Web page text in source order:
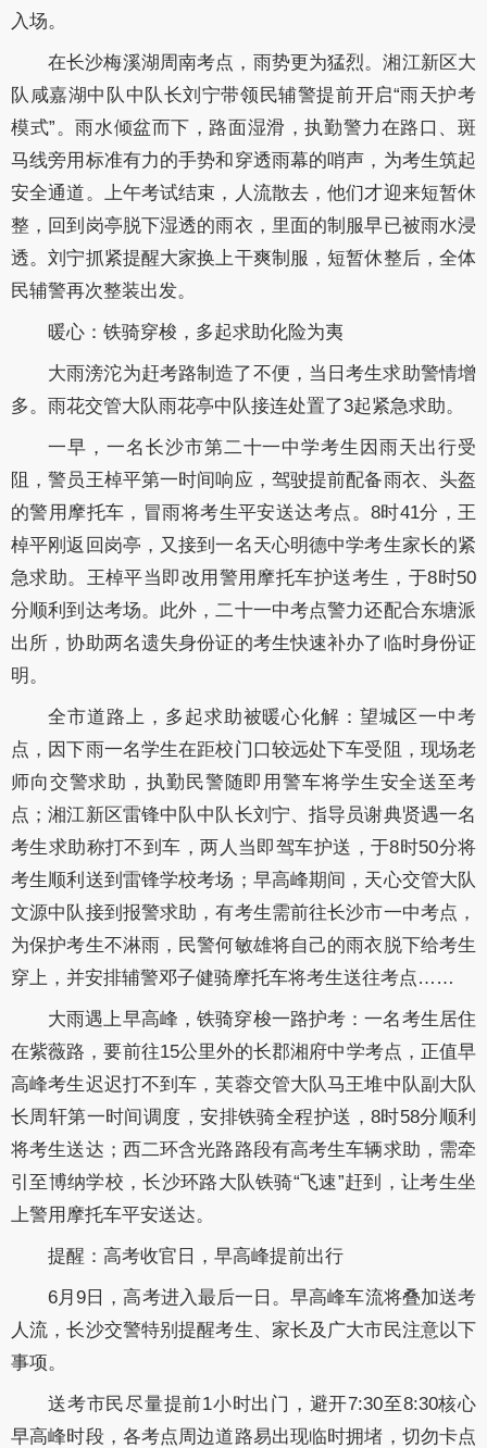
入场。
在长沙梅溪湖周南考点，雨势更为猛烈。湘江新区大
队咸嘉湖中队中队长刘宁带领民辅警提前开启“雨天护考
模式”。雨水倾盆而下，路面湿滑，执勤警力在路口、斑
马线旁用标准有力的手势和穿透雨幕的哨声，为考生筑起
安全通道。上午考试结束，人流散去，他们才迎来短暂休
整，回到岗亭脱下湿透的雨衣，里面的制服早已被雨水浸
透。刘宁抓紧提醒大家换上干爽制服，短暂休整后，全体
民辅警再次整装出发。
暖心：铁骑穿梭，多起求助化险为夷
大雨滂沱为赶考路制造了不便，当日考生求助警情增
多。雨花交管大队雨花亭中队接连处置了3起紧急求助。
一早，一名长沙市第二十一中学考生因雨天出行受
阻，警员王棹平第一时间响应，驾驶提前配备雨衣、头盔
的警用摩托车，冒雨将考生平安送达考点。8时41分，王
棹平刚返回岗亭，又接到一名天心明德中学考生家长的紧
急求助。王棹平当即改用警用摩托车护送考生，于8时50
分顺利到达考场。此外，二十一中考点警力还配合东塘派
出所，协助两名遗失身份证的考生快速补办了临时身份证
明。
全市道路上，多起求助被暖心化解：望城区一中考
点，因下雨一名学生在距校门口较远处下车受阻，现场老
师向交警求助，执勤民警随即用警车将学生安全送至考
点；湘江新区雷锋中队中队长刘宁、指导员谢典贤遇一名
考生求助称打不到车，两人当即驾车护送，于8时50分将
考生顺利送到雷锋学校考场；早高峰期间，天心交管大队
文源中队接到报警求助，有考生需前往长沙市一中考点，
为保护考生不淋雨，民警何敏雄将自己的雨衣脱下给考生
穿上，并安排辅警邓子健骑摩托车将考生送往考点……
大雨遇上早高峰，铁骑穿梭一路护考：一名考生居住
在紫薇路，要前往15公里外的长郡湘府中学考点，正值早
高峰考生迟迟打不到车，芙蓉交管大队马王堆中队副大队
长周轩第一时间调度，安排铁骑全程护送，8时58分顺利
将考生送达；西二环含光路路段有高考生车辆求助，需牵
引至博纳学校，长沙环路大队铁骑“飞速”赶到，让考生坐
上警用摩托车平安送达。
提醒：高考收官日，早高峰提前出行
6月9日，高考进入最后一日。早高峰车流将叠加送考
人流，长沙交警特别提醒考生、家长及广大市民注意以下
事项。
送考市民尽量提前1小时出门，避开7:30至8:30核心
早高峰时段，各考点周边道路易出现临时拥堵，切勿卡点